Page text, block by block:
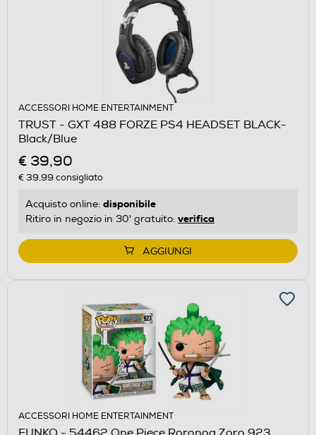
ACCESSORI HOME ENTERTAINMENT
TRUST - GXT 488 FORZE PS4 HEADSET BLACK-
Black/Blue
€ 39,90
€ 39,99 consigliato
Acquisto online: disponibile
Ritiro in negozio in 30' gratuito: verifica
AGGIUNGI
ACCESSORI HOME ENTERTAINMENT